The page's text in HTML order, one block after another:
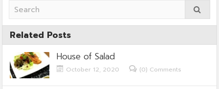
Related Posts
House of Salad
October 12, 2020 (0) Comments